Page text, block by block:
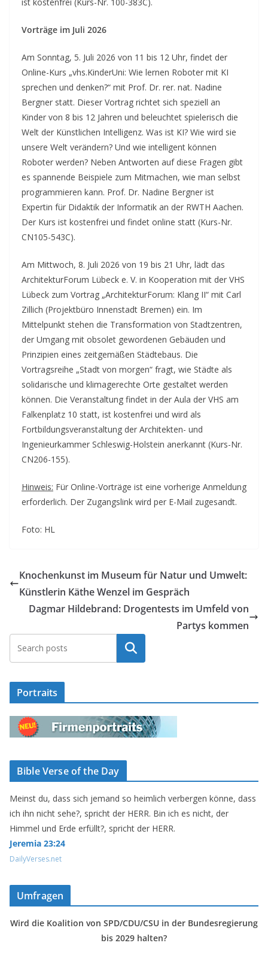
Vorträge im Juli 2026
Am Sonntag, 5. Juli 2026 von 11 bis 12 Uhr, findet der
Online-Kurs „vhs.KinderUni: Wie lernen Roboter mit KI
sprechen und denken?“ mit Prof. Dr. rer. nat. Nadine
Bergner statt. Dieser Vortrag richtet sich speziell an
Kinder von 8 bis 12 Jahren und beleuchtet spielerisch die
Welt der Künstlichen Intelligenz. Was ist KI? Wie wird sie
unsere Welt verändern? Und wie intelligent können
Roboter werden? Neben Antworten auf diese Fragen gibt
es spannende Beispiele zum Mitmachen, wie man selbst
programmieren kann. Prof. Dr. Nadine Bergner ist
Expertin für Didaktik der Informatik an der RWTH Aachen.
Der Kurs ist kostenfrei und findet online statt (Kurs-Nr.
CN105-543C).
Am Mittwoch, 8. Juli 2026 von 19 bis 21 Uhr, lädt das
ArchitekturForum Lübeck e. V. in Kooperation mit der VHS
Lübeck zum Vortrag „ArchitekturForum: Klang II“ mit Carl
Zillich (Projektbüro Innenstadt Bremen) ein. Im
Mittelpunkt stehen die Transformation von Stadtzentren,
der Umgang mit obsolet gewordenen Gebäuden und
Prinzipien eines zeitgemäßen Städtebaus. Die
Vortragsreihe „Stadt von morgen“ fragt, wie Städte als
solidarische und klimagerechte Orte gestaltet werden
können. Die Veranstaltung findet in der Aula der VHS am
Falkenplatz 10 statt, ist kostenfrei und wird als
Fortbildungsveranstaltung der Architekten- und
Ingenieurkammer Schleswig-Holstein anerkannt (Kurs-Nr.
CN206-155).
Hinweis: Für Online-Vorträge ist eine vorherige Anmeldung
erforderlich. Der Zugangslink wird per E-Mail zugesandt.
Foto: HL
Knochenkunst im Museum für Natur und Umwelt:
Künstlerin Käthe Wenzel im Gespräch
Dagmar Hildebrand: Drogentests im Umfeld von
Partys kommen
Suchen
Portraits
Bible Verse of the Day
Meinst du, dass sich jemand so heimlich verbergen könne, dass
ich ihn nicht sehe?, spricht der HERR. Bin ich es nicht, der
Himmel und Erde erfüllt?, spricht der HERR.
Jeremia 23:24
DailyVerses.net
Umfragen
Wird die Koalition von SPD/CDU/CSU in der Bundesregierung
bis 2029 halten?